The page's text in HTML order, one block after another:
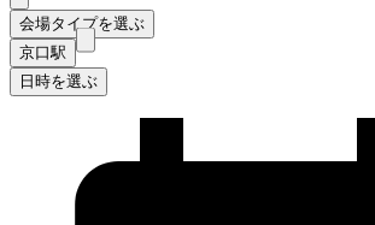
会場タイプを選ぶ
京口駅
日時を選ぶ